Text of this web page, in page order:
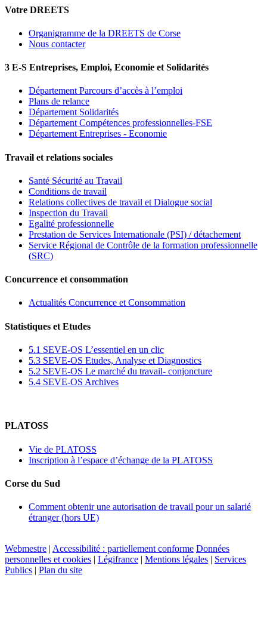
Votre DREETS
Organigramme de la DREETS de Corse
Nous contacter
3 E-S Entreprises, Emploi, Economie et Solidarités
Département Parcours d’accès à l’emploi
Plans de relance
Département Solidarités
Département Compétences professionnelles-FSE
Département Entreprises - Economie
Travail et relations sociales
Santé Sécurité au Travail
Conditions de travail
Relations collectives de travail et Dialogue social
Inspection du Travail
Egalité professionnelle
Prestation de Services Internationale (PSI) / détachement
Service Régional de Contrôle de la formation professionnelle
(SRC)
Concurrence et consommation
Actualités Concurrence et Consommation
Statistiques et Etudes
5.1 SEVE-OS L’essentiel en un clic
5.3 SEVE-OS Etudes, Analyse et Diagnostics
5.2 SEVE-OS Le marché du travail- conjoncture
5.4 SEVE-OS Archives
PLATOSS
Vie de PLATOSS
Inscription à l’espace d’échange de la PLATOSS
Corse du Sud
Comment obtenir une autorisation de travail pour un salarié
étranger (hors UE)
Webmestre | Accessibilité : partiellement conforme Données
personnelles et cookies | Légifrance | Mentions légales | Services
Publics | Plan du site